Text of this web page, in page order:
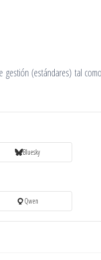
gestión (estándares) tal
Bluesky
Qwen